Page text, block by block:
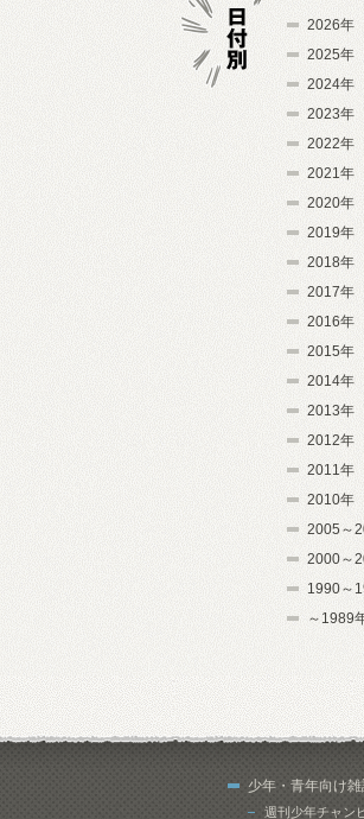
2026年
2025年
2024年
2023年
2022年
2021年
2020年
2019年
2018年
2017年
2016年
2015年
2014年
2013年
2012年
2011年
2010年
2005～
2000～
1990～
～1989
少年・青年向け
週刊少年チャン